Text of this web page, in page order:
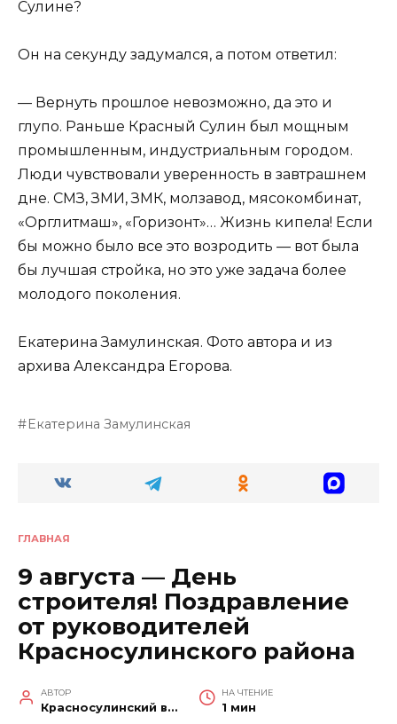
Сулине?
Он на секунду задумался, а потом ответил:
— Вернуть прошлое невозможно, да это и
глупо. Раньше Красный Сулин был мощным
промышленным, индустриальным городом.
Люди чувствовали уверенность в завтрашнем
дне. СМЗ, ЗМИ, ЗМК, молзавод, мясокомбинат,
«Орглитмаш», «Горизонт»… Жизнь кипела! Если
бы можно было все это возродить — вот была
бы лучшая стройка, но это уже задача более
молодого поколения.
Екатерина Замулинская. Фото автора и из
архива Александра Егорова.
Екатерина Замулинская
ГЛАВНАЯ
9 августа — День
строителя! Поздравление
от руководителей
Красносулинского района
АВТОР
Красносулинский вестник
НА ЧТЕНИЕ
1 мин